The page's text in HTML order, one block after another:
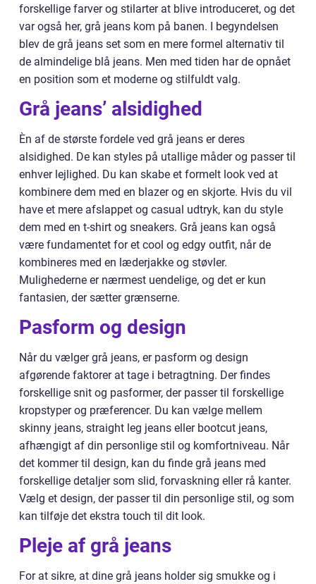
forskellige farver og stilarter at blive introduceret, og det
var også her, grå jeans kom på banen. I begyndelsen
blev de grå jeans set som en mere formel alternativ til
de almindelige blå jeans. Men med tiden har de opnået
en position som et moderne og stilfuldt valg.
Grå jeans’ alsidighed
Èn af de største fordele ved grå jeans er deres
alsidighed. De kan styles på utallige måder og passer til
enhver lejlighed. Du kan skabe et formelt look ved at
kombinere dem med en blazer og en skjorte. Hvis du vil
have et mere afslappet og casual udtryk, kan du style
dem med en t-shirt og sneakers. Grå jeans kan også
være fundamentet for et cool og edgy outfit, når de
kombineres med en læderjakke og støvler.
Mulighederne er nærmest uendelige, og det er kun
fantasien, der sætter grænserne.
Pasform og design
Når du vælger grå jeans, er pasform og design
afgørende faktorer at tage i betragtning. Der findes
forskellige snit og pasformer, der passer til forskellige
kropstyper og præferencer. Du kan vælge mellem
skinny jeans, straight leg jeans eller bootcut jeans,
afhængigt af din personlige stil og komfortniveau. Når
det kommer til design, kan du finde grå jeans med
forskellige detaljer som slid, forvaskning eller rå kanter.
Vælg et design, der passer til din personlige stil, og som
kan tilføje det ekstra touch til dit look.
Pleje af grå jeans
For at sikre, at dine grå jeans holder sig smukke og i